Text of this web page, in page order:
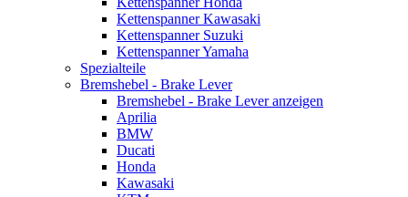
Kettenspanner Kawasaki
Kettenspanner Suzuki
Kettenspanner Yamaha
Spezialteile
Bremshebel - Brake Lever
Bremshebel - Brake Lever anzeigen
Aprilia
BMW
Ducati
Honda
Kawasaki